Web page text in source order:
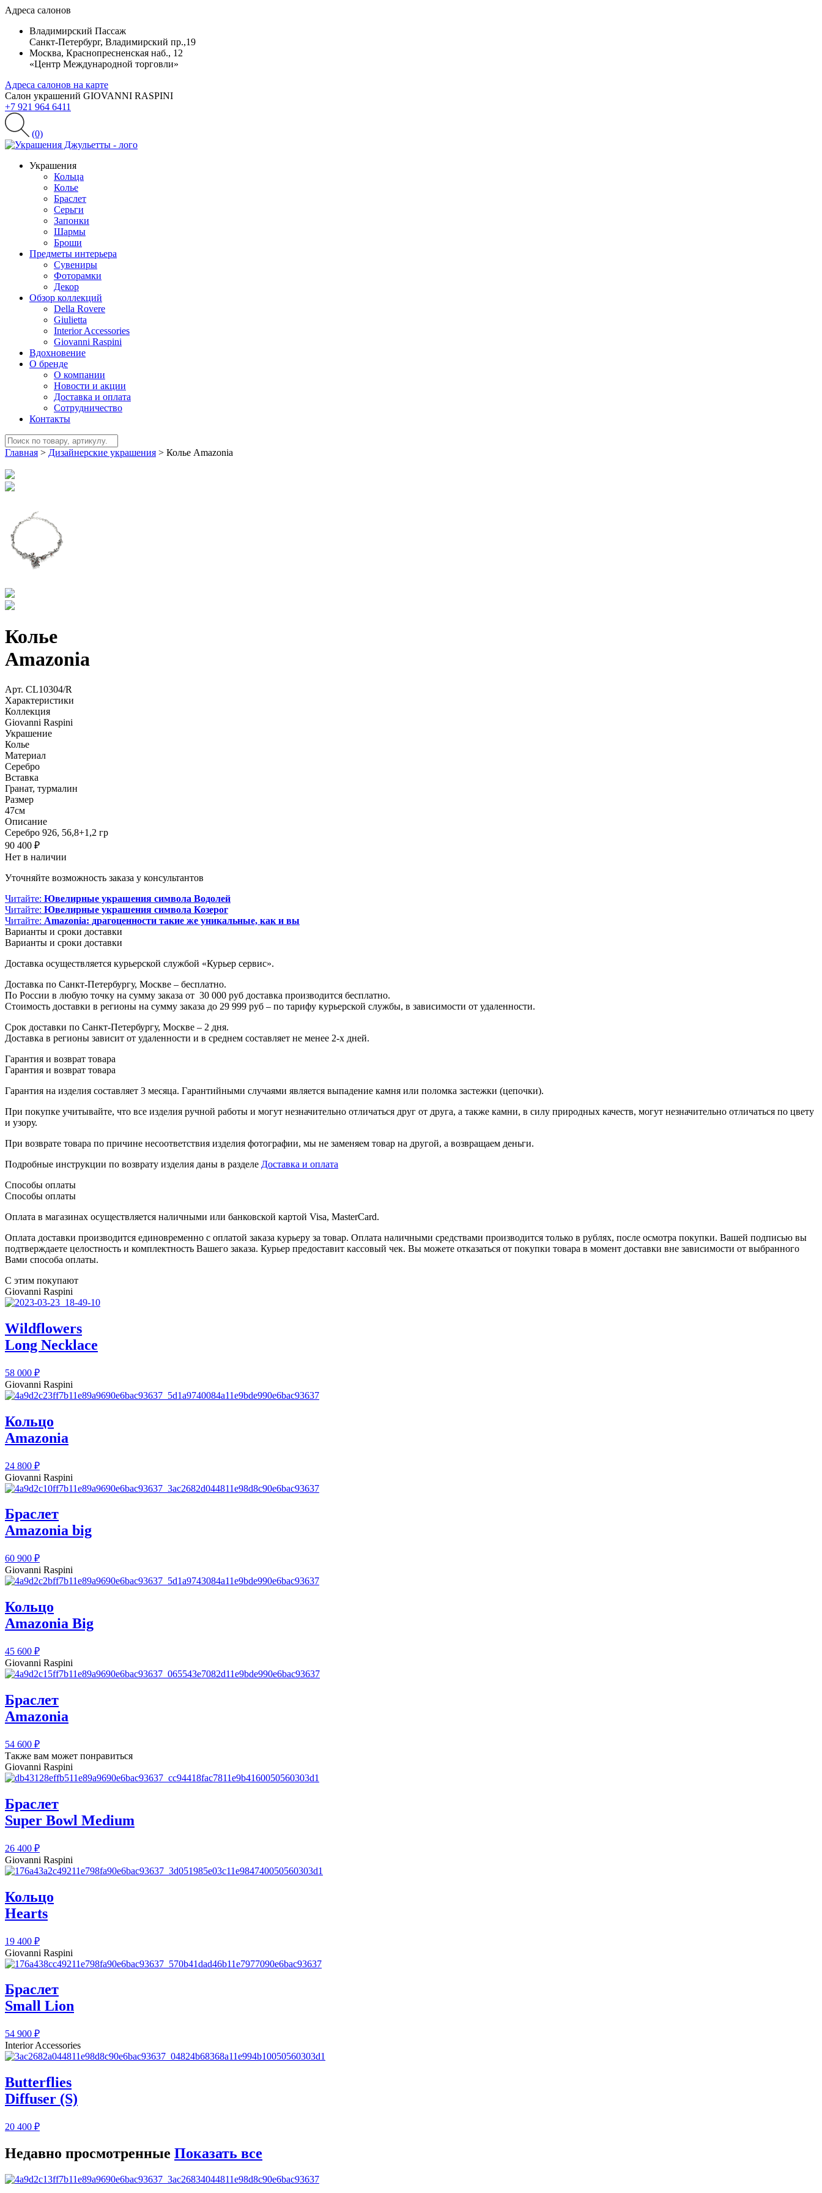
Адреса салонов
Владимирский Пассаж
Санкт-Петербург, Владимирский пр.,19
Москва, Краснопресненская наб., 12
«Центр Международной торговли»
Адреса салонов на карте
Салон украшений GIOVANNI RASPINI
+7 921 964 6411
(0)
Украшения
Кольца
Колье
Браслет
Серьги
Запонки
Шармы
Броши
Предметы интерьера
Сувениры
Фоторамки
Декор
Обзор коллекций
Della Rovere
Giulietta
Interior Accessories
Giovanni Raspini
Вдохновение
О бренде
О компании
Новости и акции
Доставка и оплата
Сотрудничество
Контакты
Главная > Дизайнерские украшения > Колье Amazonia
Колье
Amazonia
Арт. CL10304/R
Характеристики
Коллекция
Giovanni Raspini
Украшение
Колье
Материал
Серебро
Вставка
Гранат, турмалин
Размер
47см
Описание
Серебро 926, 56,8+1,2 гр
90 400 ₽
Нет в наличии
Уточняйте возможность заказа у консультантов
Читайте: Ювелирные украшения символа Водолей
Читайте: Ювелирные украшения символа Козерог
Читайте: Amazonia: драгоценности такие же уникальные, как и вы
Варианты и сроки доставки
Варианты и сроки доставки
Доставка осуществляется курьерской службой «Курьер сервис».
Доставка по Санкт-Петербургу, Москве – бесплатно.
По России в любую точку на сумму заказа от 30 000 руб доставка производится бесплатно.
Стоимость доставки в регионы на сумму заказа до 29 999 руб – по тарифу курьерской службы, в зависимости от удаленности.
Срок доставки по Санкт-Петербургу, Москве – 2 дня.
Доставка в регионы зависит от удаленности и в среднем составляет не менее 2-х дней.
Гарантия и возврат товара
Гарантия и возврат товара
Гарантия на изделия составляет 3 месяца. Гарантийными случаями является выпадение камня или поломка застежки (цепочки).
При покупке учитывайте, что все изделия ручной работы и могут незначительно отличаться друг от друга, а также камни, в силу природных качеств, могут незначительно отличаться по цвету
и узору.
При возврате товара по причине несоответствия изделия фотографии, мы не заменяем товар на другой, а возвращаем деньги.
Подробные инструкции по возврату изделия даны в разделе Доставка и оплата
Способы оплаты
Способы оплаты
Оплата в магазинах осуществляется наличными или банковской картой Visa, MasterCard.
Оплата доставки производится единовременно с оплатой заказа курьеру за товар. Оплата наличными средствами производится только в рублях, после осмотра покупки. Вашей подписью вы
подтверждаете целостность и комплектность Вашего заказа. Курьер предоставит кассовый чек. Вы можете отказаться от покупки товара в момент доставки вне зависимости от выбранного
Вами способа оплаты.
С этим покупают
Giovanni Raspini
Wildflowers
Long Necklace
58 000 ₽
Giovanni Raspini
Кольцо
Amazonia
24 800 ₽
Giovanni Raspini
Браслет
Amazonia big
60 900 ₽
Giovanni Raspini
Кольцо
Amazonia Big
45 600 ₽
Giovanni Raspini
Браслет
Amazonia
54 600 ₽
Также вам может понравиться
Giovanni Raspini
Браслет
Super Bowl Medium
26 400 ₽
Giovanni Raspini
Кольцо
Hearts
19 400 ₽
Giovanni Raspini
Браслет
Small Lion
54 900 ₽
Interior Accessories
Butterflies
Diffuser (S)
20 400 ₽
Недавно просмотренные Показать все